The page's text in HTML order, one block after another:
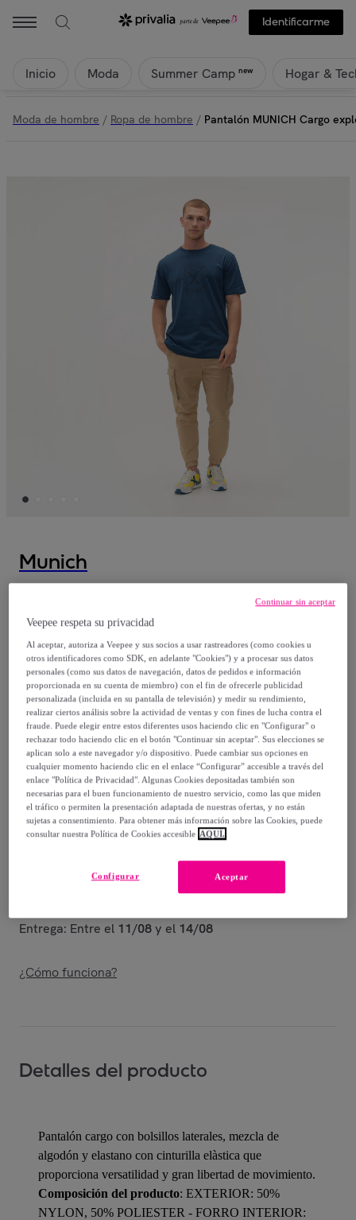
Identificarme
Inicio Moda Summer Camp new Hogar &
Moda de hombre / Ropa de hombre / Pantalón MUNICH Cargo
Munich
Pantalón MUNICH Cargo explore de
algodón-elastano arena
39,50 €
79,00 €
-50%
Guía de tallas
Vendido porOficial MUNICH® Shop en Veepee
Entrega: Entre el 11/08y el 14/08
¿Cómo funciona?
Detalles del producto
Pantalón cargo con bolsillos laterales, mezcla de
algodón y elastano con cinturilla elàstica que
proporciona versatilidad y gran libertad de movimiento.
Composición del producto: EXTERIOR: 50%
NYLON, 50% POLIESTER - FORRO INTERIOR:
Veepee respeta su privacidad
Al aceptar, autoriza a Veepee y sus socios a usar rastreadores (como cookies u
otros identificadores como SDK, en adelante "Cookies") y a procesar sus datos
personales (como sus datos de navegación, datos de pedidos e información
proporcionada en su cuenta de miembro) con el fin de ofrecerle publicidad
personalizada (incluida en su pantalla de televisión) y medir su rendimiento,
realizar ciertos análisis sobre la actividad de ventas y con fines de lucha contra el
fraude. Puede elegir entre estos diferentes usos haciendo clic en "Configurar" o
rechazar todo haciendo clic en el botón "Continuar sin aceptar". Sus elecciones se
aplican solo a este navegador y/o dispositivo. Puede cambiar sus opciones en
cualquier momento haciendo clic en el enlace “Configurar” accesible a través del
enlace "Política de Privacidad". Algunas Cookies depositadas también son
necesarias para el buen funcionamiento de nuestro servicio, como las que miden
el tráfico o permiten la presentación adaptada de nuestras ofertas, y no están
sujetas a consentimiento. Para obtener más información sobre las Cookies, puede
consultar nuestra Política de Cookies accesible AQUÍ.
Aceptar
Configurar
Continuar sin aceptar